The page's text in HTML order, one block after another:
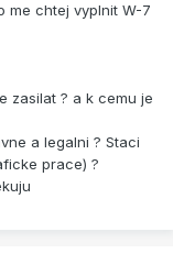
me chtej vyplnit W-7
zasilat ? a k cemu je
a legalni ? Staci
prace) ?